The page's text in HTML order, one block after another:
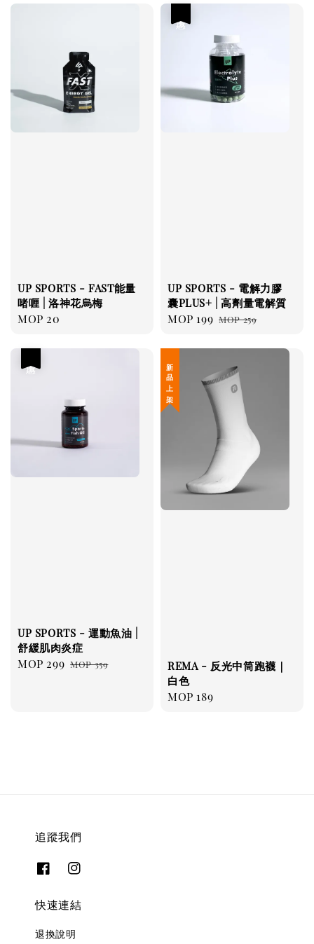
UP SPORTS - FAST能量
啫喱 | 洛神花烏梅
Regular
MOP 20
UP SPORTS - 電解力膠
囊PLUS+ | 高劑量電解質
Sale
MOP 199 Regular
MOP 259
UP SPORTS - 運動魚油 |
舒緩肌肉炎症
Sale
MOP 299 Regular
MOP 359
新 品 上 架
REMA - 反光中筒跑襪｜
白色
Regular
MOP 189
追蹤我們
快速連結
退換說明